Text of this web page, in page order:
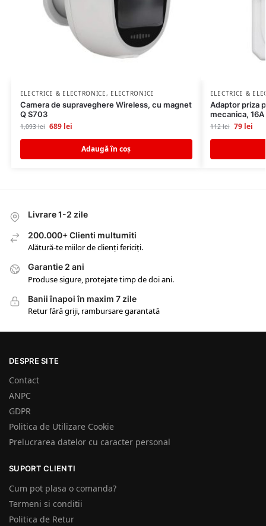
ELECTRICE & ELECTRONICE, ELECTRONICE
Camera de supraveghere Wireless, cu magnet
Q S703
1,093lei 689 lei
Adaugă în coș
ELECTRICE &
Adaptor priza
mecanica, 16A
112lei 79 lei
Livrare 1-2 zile
200.000+ Clienti multumiti
Alătură-te miilor de clienți fericiți.
Garantie 2 ani
Produse sigure, protejate timp de doi ani.
Banii înapoi în maxim 7 zile
Retur fără griji, rambursare garantată
DESPRE SITE
Contact
ANPC
GDPR
Politica de Utilizare Cookie
Prelucrarea datelor cu caracter personal
SUPORT CLIENTI
Cum pot plasa o comanda?
Termeni si conditii
Politica de Retur